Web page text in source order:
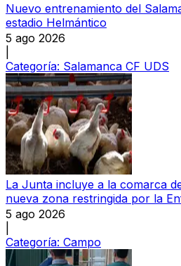
Nuevo entrenamiento del
estadio Helmántico
5 ago 2026
Categoría: Salamanca CF UDS
La Junta incluye a la comarca
nueva zona restringida por la
5 ago 2026
Categoría: Campo